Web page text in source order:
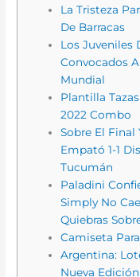
La Tristeza
De Barracas
Los Juveniles
Convocados A
Mundial
Plantilla
2022 Combo
Sobre El Final
Empató 1-1
Tucumán
Paladini
Simply No
Quiebras
Camiseta
Argentina:
Nueva